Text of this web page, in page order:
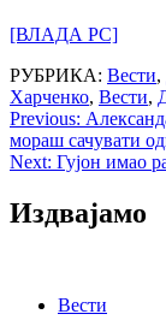
[ВЛАДА РС]
РУБРИКА: Вести,
Харченко, Вести,
Post
navigation
Previous:
мораш сачувати
Next: Гујон имао
Издвајамо
Вести